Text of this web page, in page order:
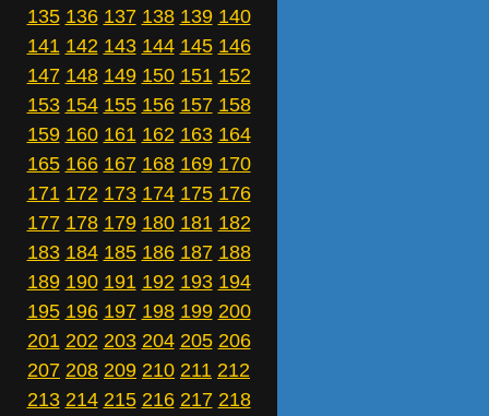
135 136 137 138 139 140
141 142 143 144 145 146
147 148 149 150 151 152
153 154 155 156 157 158
159 160 161 162 163 164
165 166 167 168 169 170
171 172 173 174 175 176
177 178 179 180 181 182
183 184 185 186 187 188
189 190 191 192 193 194
195 196 197 198 199 200
201 202 203 204 205 206
207 208 209 210 211 212
213 214 215 216 217 218